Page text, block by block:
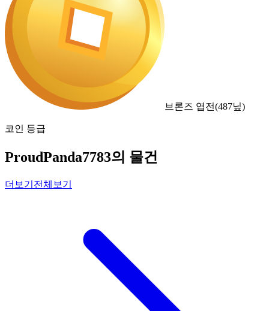
브론즈 엽전(487닢)
코인 등급
ProudPanda7783의 물건
더보기 전체보기